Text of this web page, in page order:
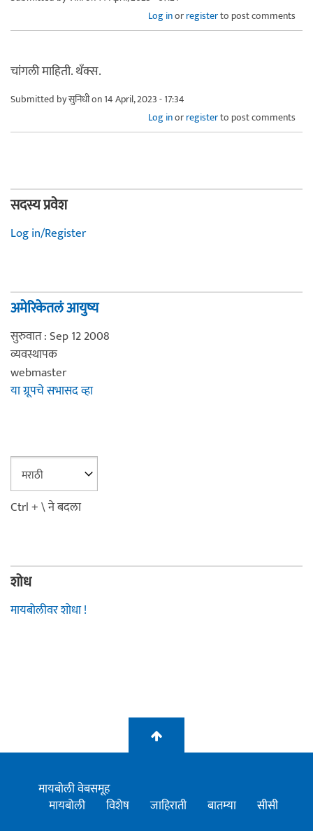
Log inorregisterto post comments
चांगली माहिती. थँक्स.
Submitted byसुनिधीon 14 April, 2023 - 17:34
Log inorregisterto post comments
सदस्य प्रवेश
Log in/Register
अमेरिकेतलं आयुष्य
सुरुवात : Sep 12 2008
व्यवस्थापक
webmaster
या ग्रूपचे सभासद व्हा
Ctrl + \ ने बदला
शोध
मायबोलीवर शोधा !
मायबोली वेबसमूह
मायबोली
विशेष जाहिराती बातम्या सीसी